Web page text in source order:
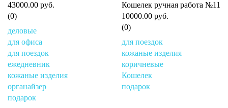
43000.00 руб.
(0)
деловые
для офиса
для поездок
ежедневник
кожаные изделия
органайзер
подарок
Кошелек ручная работа №11
10000.00 руб.
(0)
для поездок
кожаные изделия
коричневые
Кошелек
подарок